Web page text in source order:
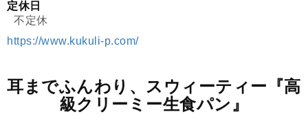
定休日
不定休
https://www.kukuli-p.com/
耳までふんわり、スウィーティー『高
級クリーミー生食パン』